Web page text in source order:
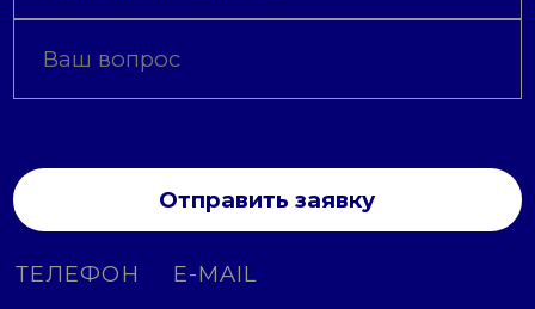
Отправить заявку
ТЕЛЕФОН E-MAIL